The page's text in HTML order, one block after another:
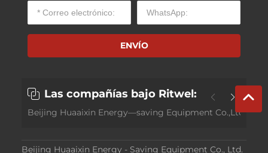
ENVÍO
Las compañías bajo Ritwel:
Beijing Huaaixin Energy—saving Equipment Co.,Ltd.
Beijing Huaaixin Energy - Saving Equipment Co., Ltd.